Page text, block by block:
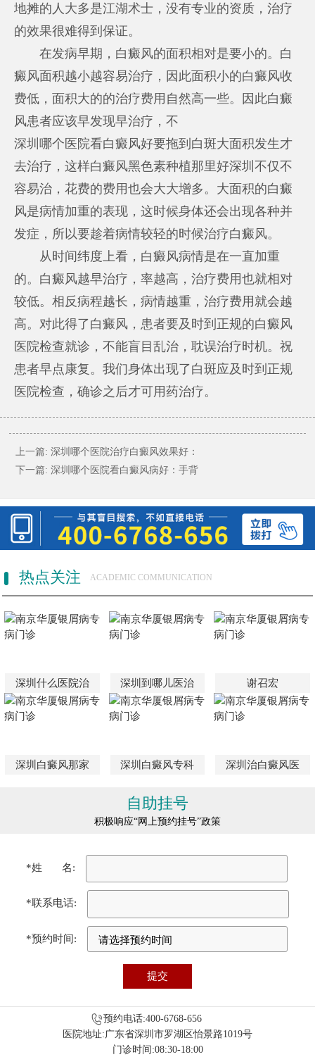
地摊的人大多是江湖术士，没有专业的资质，治疗
的效果很难得到保证。
在发病早期，白癜风的面积相对是要小的。白
癜风面积越小越容易治疗，因此面积小的白癜风收
费低，面积大的的治疗费用自然高一些。因此白癜
风患者应该早发现早治疗，不
深圳哪个医院看白癜风好要拖到白斑大面积发生才
去治疗，这样白癜风黑色素种植那里好深圳不仅不
容易治，花费的费用也会大大增多。大面积的白癜
风是病情加重的表现，这时候身体还会出现各种并
发症，所以要趁着病情较轻的时候治疗白癜风。
从时间纬度上看，白癜风病情是在一直加重
的。白癜风越早治疗，率越高，治疗费用也就相对
较低。相反病程越长，病情越重，治疗费用就会越
高。对此得了白癜风，患者要及时到正规的白癜风
医院检查就诊，不能盲目乱治，耽误治疗时机。祝
患者早点康复。我们身体出现了白斑应及时到正规
医院检查，确诊之后才可用药治疗。
上一篇: 深圳哪个医院治疗白癜风效果好：
下一篇: 深圳哪个医院看白癜风病好：手背
热点关注 ACADEMIC COMMUNICATION
深圳什么医院治 深圳到哪儿医治 谢召宏
深圳白癜风那家 深圳白癜风专科 深圳治白癜风医
自助挂号
积极响应“网上预约挂号”政策
*姓 名:
*联系电话:
*预约时间:
预约电话:400-6768-656
医院地址:广东省深圳市罗湖区怡景路1019号
门诊时间:08:30-18:00